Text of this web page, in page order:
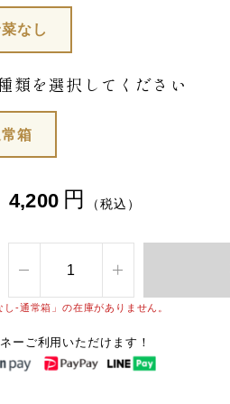
なし
類を選択してください
箱
4,200 円 （税込）
し-通常箱」の在庫がありません。
ーご利用いただけます！